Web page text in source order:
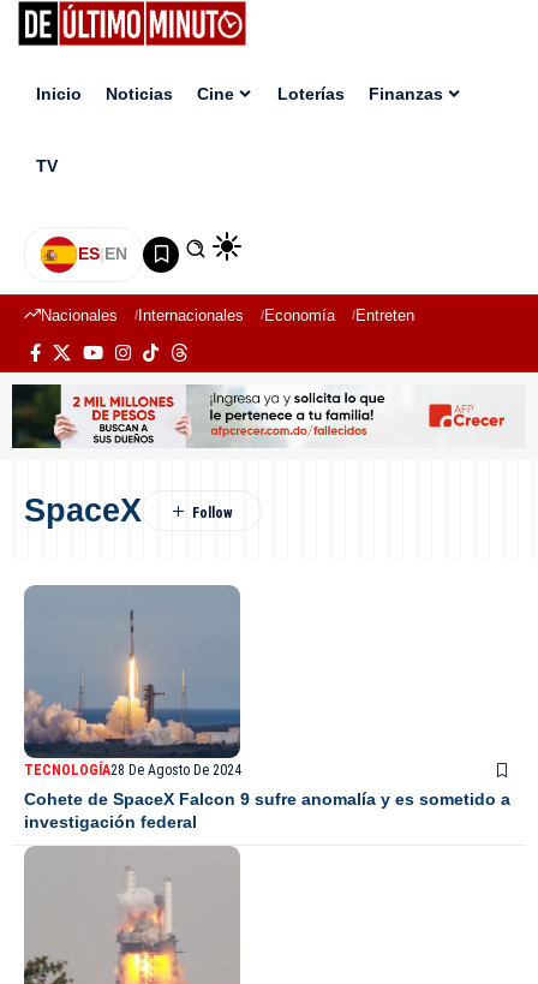
Inicio Noticias Cine Loterías Finanzas
TV
ES|EN
Nacionales Internacionales Economía Entretenimiento
SpaceX
TECNOLOGÍA28 De Agosto De 2024
Cohete de SpaceX Falcon 9 sufre anomalía y es sometido a
investigación federal